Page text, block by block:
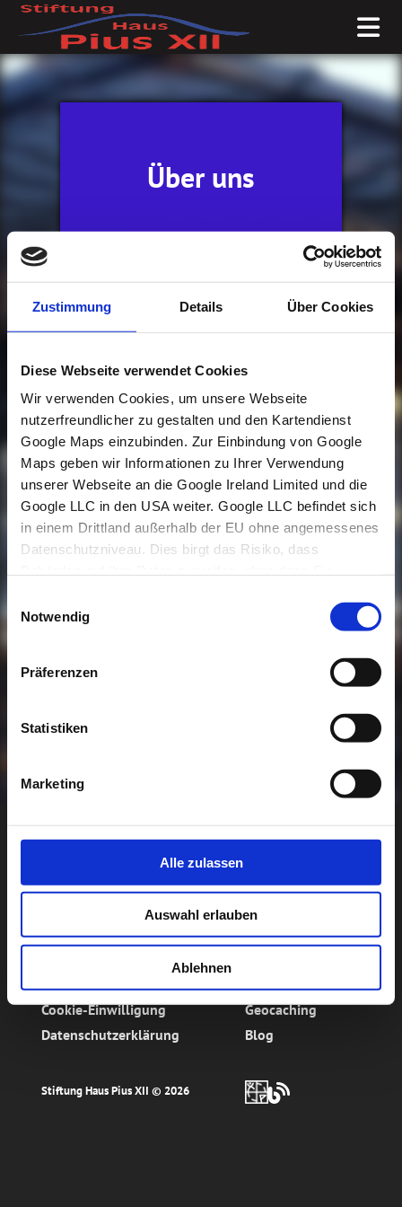
Zustimmung Details Über Cookies
Diese Webseite verwendet Cookies
Wir verwenden Cookies, um unsere Webseite
nutzerfreundlicher zu gestalten und den Kartendienst
Google Maps einzubinden. Zur Einbindung von Google
Maps geben wir Informationen zu Ihrer Verwendung
unserer Webseite an die Google Ireland Limited und die
Google LLC in den USA weiter. Google LLC befindet sich
in einem Drittland außerhalb der EU ohne angemessenes
Datenschutzniveau. Dies birgt das Risiko, dass
gegen einen Zugriff gegeben sind. Mit einem Klick
Verarbeitung zu und willigen gemäß § 41 Abs. 1 KDG in
die Übermittlung Ihrer Daten an ein Drittland ein. Über die
Cookies auch ablehnen oder über die
auf Ihre persönlichen
in unseren
Notwendig
Präferenzen
Statistiken
Marketing
Alle zulassen
Auswahl erlauben
Ablehnen
Über uns
Impressionen
Freie Plätze
Freie
Plätze
Sitemap
Impressum
Cookie-Einwilligung
Datenschutzerklärung
Stiftung Haus Pius XII © 2026
Social Media
Kontakt
Geocaching
Blog